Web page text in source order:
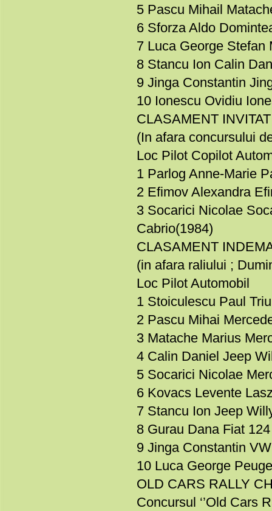
5 Pascu Mihail
6 Sforza Aldo
7 Luca George Stefan
8 Stancu Ion Calin
9 Jinga Constantin
10 Ionescu Ovidiu
CLASAMENT
(In afara concursului
Loc Pilot Copilot
1 Parlog Anne-Marie
2 Efimov Alexandra
3 Socarici Nicolae
Cabrio(1984)
CLASAMENT
(in afara raliului ;
Loc Pilot Automobil
1 Stoiculescu Paul
2 Pascu Mihai
3 Matache Marius
4 Calin Daniel Jeep
5 Socarici Nicolae
6 Kovacs Levente
7 Stancu Ion Jeep
8 Gurau Dana Fiat
9 Jinga Constantin
10 Luca George
OLD CARS RALLY
Concursul ‘’Old Cars